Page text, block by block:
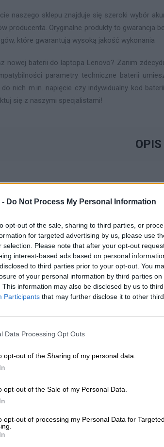
- Do Not Process My Personal Information
opt-out of the sale, sharing to third parties, or
for targeted advertising by us, please use
selection. Please note that after your opt-out
interest-based ads based on personal
to third parties prior to your opt-out. You
of your personal information by third parties on
This information may also be disclosed by us to
Participants that may further disclose it to other
Data Processing Opt Outs
opt-out of the Sharing of my personal data.
opt-out of the Sale of my Personal Data.
opt-out of processing my Personal Data for Targeted
naszego sklepu znajduje się szeroki wybór
producenta. Oryginalne produkty to gwarancja
które gwarantują wysoką jakość wykonania
nowej baterii do laptopa Lenovo? Zanim
parametry techniczne baterii
do nich m.in. napięcie czy indywidualny kod
się z naszymi specjalistami!
Lenovo
Series
14-IML
20RV0000SP
14-IML
20RV00BPIH
14-IML
20RV00C1AU
- 20RV00C2AU
14-IML
- 20RV00C3AU
14-IML
14-IML
20RV00C5AU